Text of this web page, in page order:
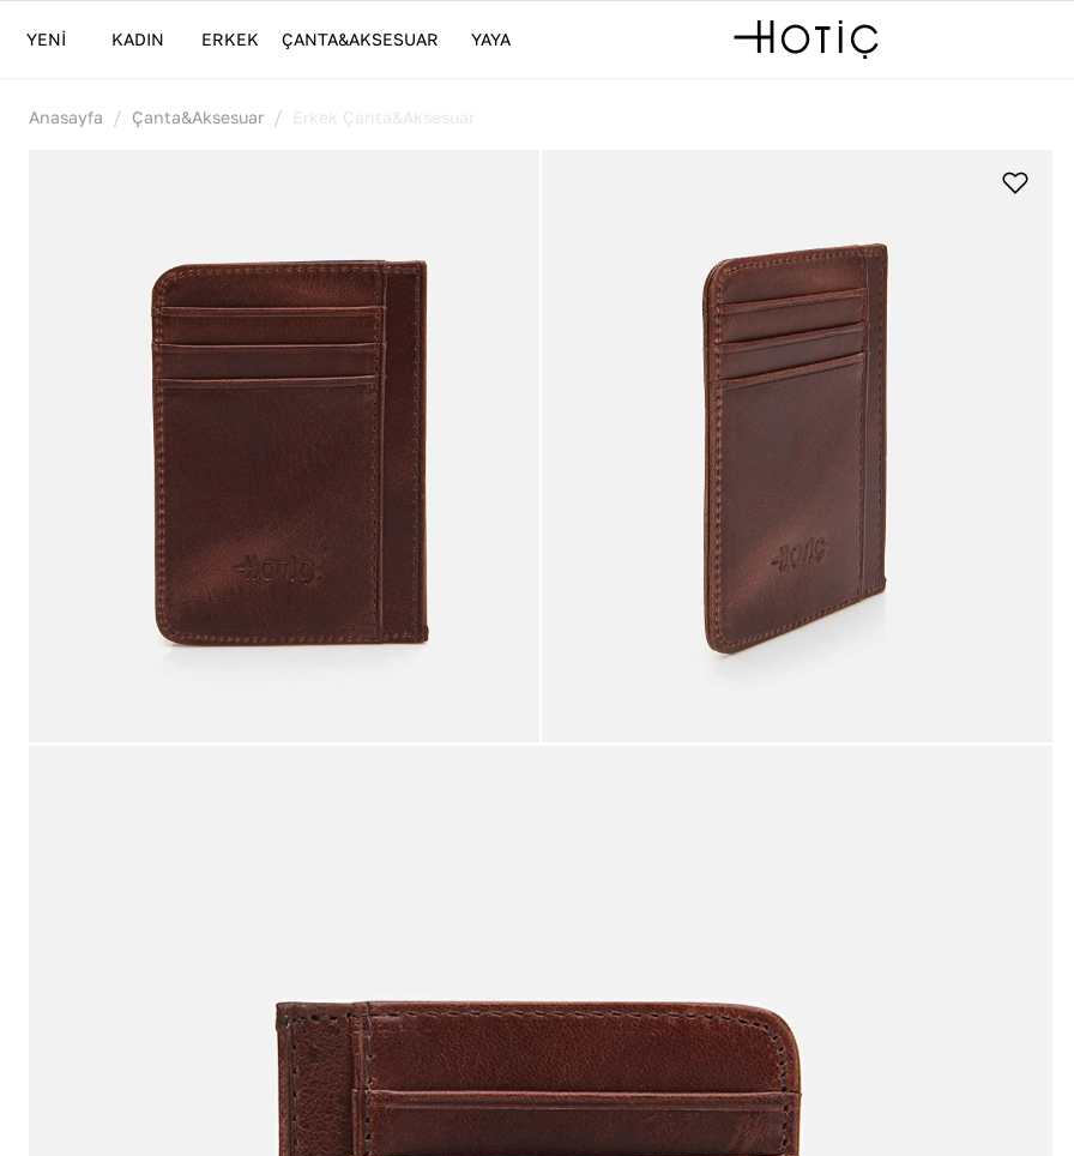
YENİ KADIN ERKEK ÇANTA&AKSESUAR YAYA
Anasayfa / Çanta&Aksesuar / Erkek Çanta&Aksesuar